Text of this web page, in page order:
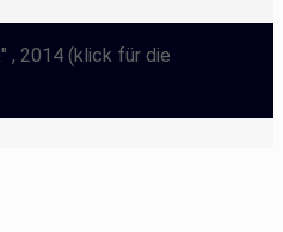
, 2014 (klick für die